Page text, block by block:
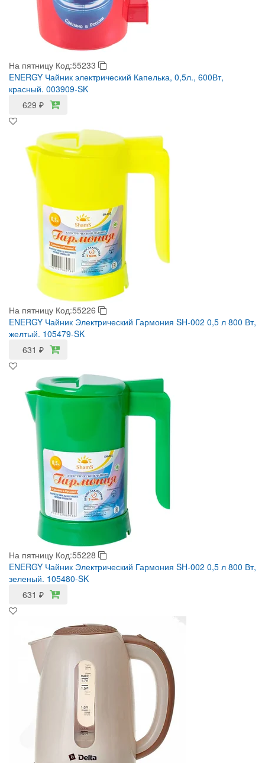
На пятницу Код:55233
ENERGY Чайник электрический Капелька, 0,5л., 600Вт,
красный. 003909-SK
629 ₽
На пятницу Код:55226
ENERGY Чайник Электрический Гармония SH-002 0,5 л 800 Вт,
желтый. 105479-SK
631 ₽
На пятницу Код:55228
ENERGY Чайник Электрический Гармония SH-002 0,5 л 800 Вт,
зеленый. 105480-SK
631 ₽